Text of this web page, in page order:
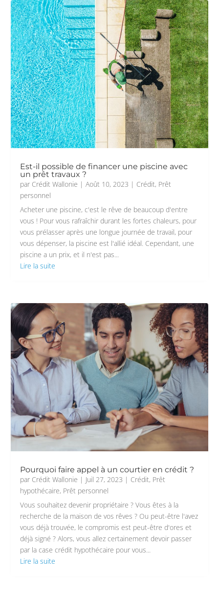
Est-il possible de financer une piscine avec
un prêt travaux ?
par Crédit Wallonie |Août 10, 2023 | Crédit, Prêt
personnel
Acheter une piscine, c'est le rêve de beaucoup d'entre
vous ! Pour vous rafraîchir durant les fortes chaleurs, pour
vous prélasser après une longue journée de travail, pour
vous dépenser, la piscine est l'allié idéal. Cependant, une
piscine a un prix, et il n'est pas...
Lire la suite
Pourquoi faire appel à un courtier en crédit ?
par Crédit Wallonie | Juil 27, 2023 | Crédit, Prêt
hypothécaire, Prêt personnel
Vous souhaitez devenir propriétaire ? Vous êtes à la
recherche de la maison de vos rêves ? Ou peut-être l'avez
vous déjà trouvée, le compromis est peut-être d'ores et
déjà signé ? Alors, vous allez certainement devoir passer
par la case crédit hypothécaire pour vous...
Lire la suite